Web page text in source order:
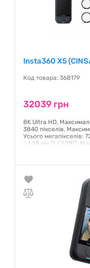
Insta360 X5
Код товара: 368179
32039 грн
8K Ultra HD,
3840 пікселів,
Усього мегапікселів:
/ 1,28 мм (1 / 1.28"),
Чуттєвість по ISO:
Гарантия: 24 месяца